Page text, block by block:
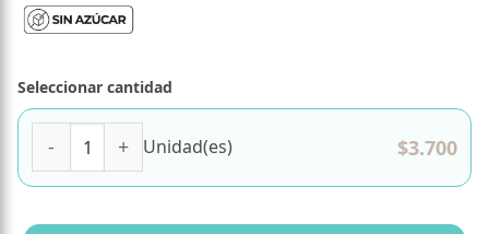
Seleccionar cantidad
Unidad(es) $3.700